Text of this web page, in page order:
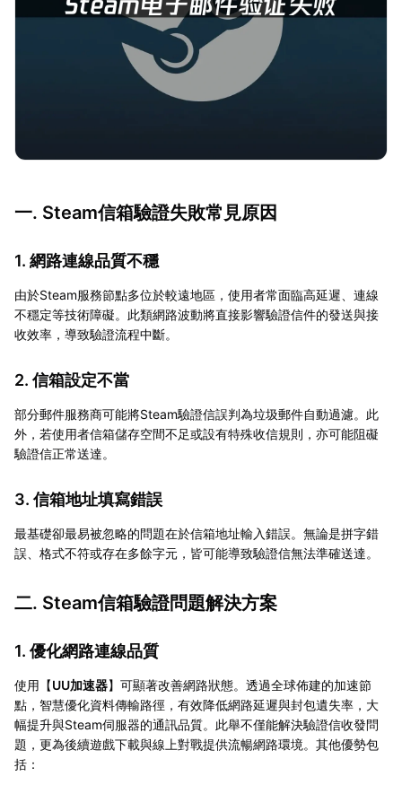
一. Steam信箱驗證失敗常見原因
1. 網路連線品質不穩
由於Steam服務節點多位於較遠地區，使用者常面臨高延遲、連線
不穩定等技術障礙。此類網路波動將直接影響驗證信件的發送與接
收效率，導致驗證流程中斷。
2. 信箱設定不當
部分郵件服務商可能將Steam驗證信誤判為垃圾郵件自動過濾。此
外，若使用者信箱儲存空間不足或設有特殊收信規則，亦可能阻礙
驗證信正常送達。
3. 信箱地址填寫錯誤
最基礎卻最易被忽略的問題在於信箱地址輸入錯誤。無論是拼字錯
誤、格式不符或存在多餘字元，皆可能導致驗證信無法準確送達。
二. Steam信箱驗證問題解決方案
1. 優化網路連線品質
使用【UU加速器】可顯著改善網路狀態。透過全球佈建的加速節
點，智慧優化資料傳輸路徑，有效降低網路延遲與封包遺失率，大
幅提升與Steam伺服器的通訊品質。此舉不僅能解決驗證信收發問
題，更為後續遊戲下載與線上對戰提供流暢網路環境。其他優勢包
括：